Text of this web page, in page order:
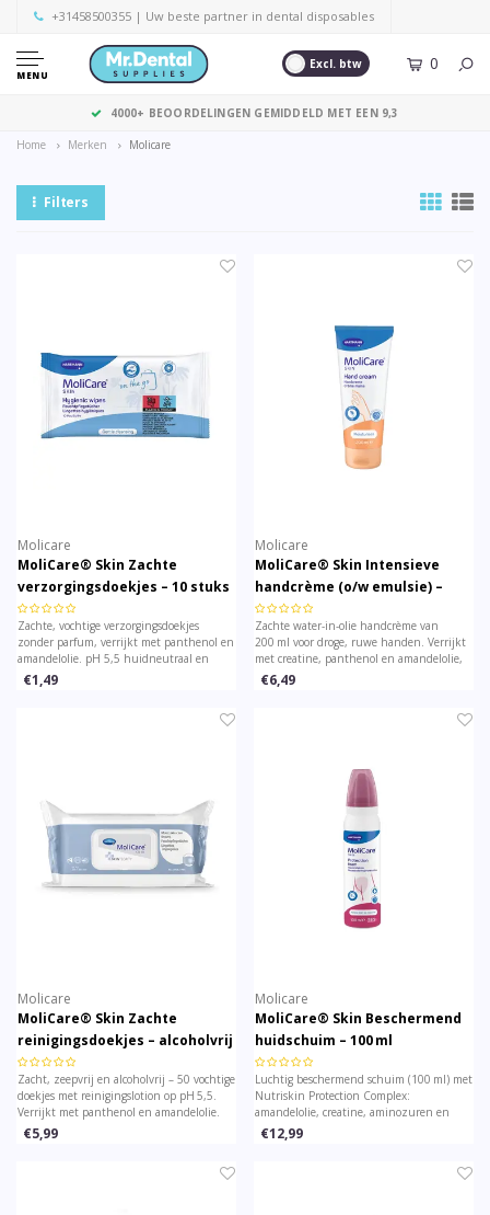
+31458500355 | Uw beste partner in dental disposables
MENU
Excl. btw 0
4000+ BEOORDELINGEN GEMIDDELD MET EEN 9,3
Home Merken Molicare
Filters
Molicare
MoliCare® Skin Zachte
verzorgingsdoekjes – 10 stuks
(vochtige doekjes, parfumvrij)
Zachte, vochtige verzorgingsdoekjes
zonder parfum, verrijkt met panthenol en
amandelolie. pH 5,5 huidneutraal en
hydraterend. Ideaal voor zachte reiniging
en dagelijkse verzorging bij gevoelige of
€1,49
Molicare
MoliCare® Skin Intensieve
handcrème (o/w emulsie) –
200 ml
Zachte water-in-olie handcrème van
200 ml voor droge, ruwe handen. Verrijkt
met creatine, panthenol en amandelolie,
ondersteunt de huid en biedt langdurige
hydratatie zonder vettig residu.
€6,49
Molicare
MoliCare® Skin Zachte
reinigingsdoekjes – alcoholvrij
– 50 stuks
Zacht, zeepvrij en alcoholvrij – 50 vochtige
doekjes met reinigingslotion op pH 5,5.
Verrijkt met panthenol en amandelolie.
Ideaal voor zachte hygiëne, zonder water
bij gevoelige of oudere huid.
€5,99
Molicare
MoliCare® Skin Beschermend
huidschuim – 100 ml
Luchtig beschermend schuim (100 ml) met
Nutriskin Protection Complex:
amandelolie, creatine, aminozuren en
panthenol. Vormt een ademende barrière
op de huid tegen vocht, wrijving en
€12,99